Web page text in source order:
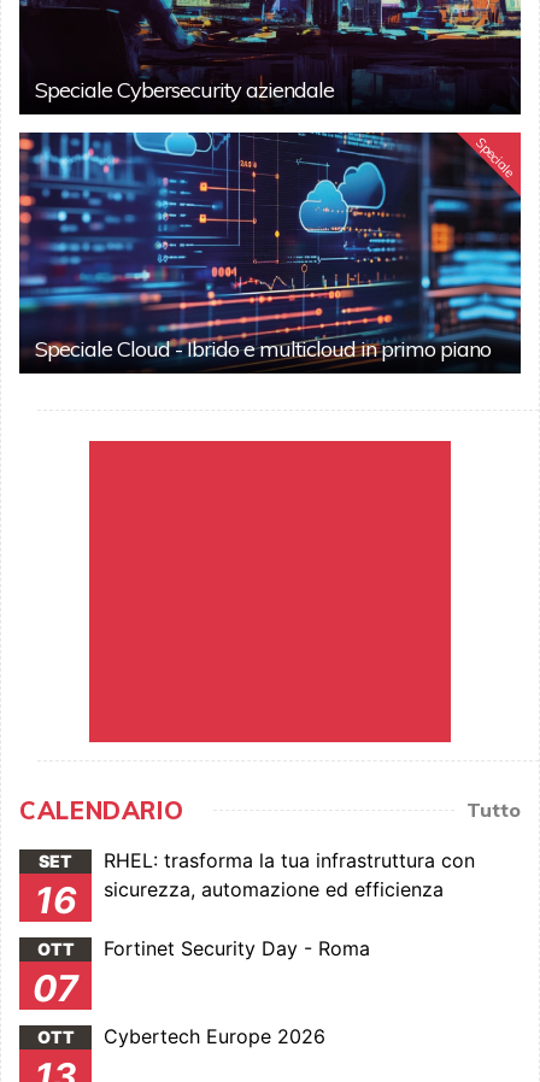
Speciale Cybersecurity aziendale
Speciale
Speciale Cloud - Ibrido e multicloud in primo piano
CALENDARIO Tutto
SET
16
RHEL: trasforma la tua infrastruttura con
sicurezza, automazione ed efficienza
OTT
07
Fortinet Security Day - Roma
OTT Cybertech Europe 2026